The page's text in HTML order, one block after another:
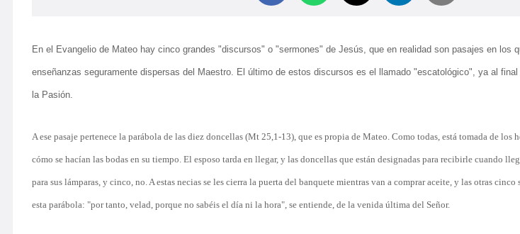
En el Evangelio de Mateo hay cinco grandes "discursos" o "sermones" de Jesús, que en realidad son pasajes en los
enseñanzas seguramente dispersas del Maestro. El último de estos discursos es el llamado "escatológico", ya al
la Pasión.
A ese pasaje pertenece la parábola de las diez doncellas (Mt 25,1-13), que es propia de Mateo. Como todas, está tomada de los
cómo se hacían las bodas en su tiempo. El esposo tarda en llegar, y las doncellas que están designadas para recibirle cuando
para sus lámparas, y cinco, no. A estas necias se les cierra la puerta del banquete mientras van a comprar aceite, y las otras
esta parábola: "por tanto, velad, porque no sabéis el día ni la hora", se entiende, de la venida última del Señor.